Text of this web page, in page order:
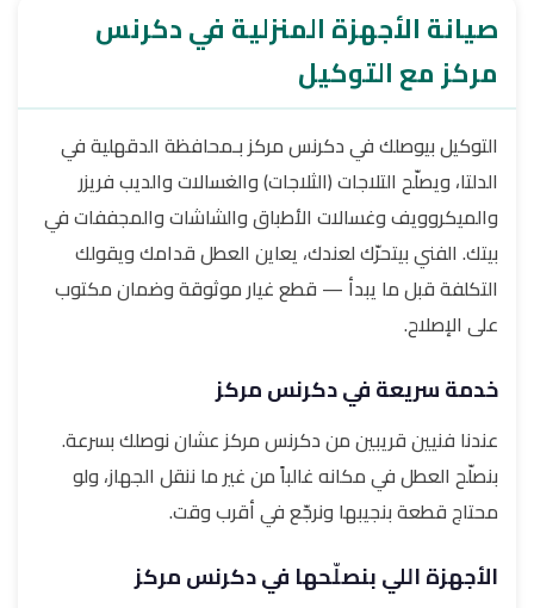
صيانة الأجهزة المنزلية في دكرنس
مركز مع التوكيل
التوكيل بيوصلك في دكرنس مركز بـمحافظة الدقهلية في
الدلتا، ويصلّح التلاجات (الثلاجات) والغسالات والديب فريزر
والميكروويف وغسالات الأطباق والشاشات والمجففات في
بيتك. الفني بيتحرّك لعندك، يعاين العطل قدامك ويقولك
التكلفة قبل ما يبدأ — قطع غيار موثوقة وضمان مكتوب
على الإصلاح.
خدمة سريعة في دكرنس مركز
عندنا فنيين قريبين من دكرنس مركز عشان نوصلك بسرعة.
بنصلّح العطل في مكانه غالباً من غير ما ننقل الجهاز، ولو
محتاج قطعة بنجيبها ونرجّع في أقرب وقت.
الأجهزة اللي بنصلّحها في دكرنس مركز